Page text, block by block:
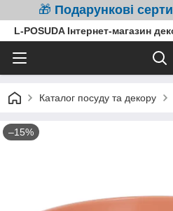
🎁 Подарункові
L-POSUDA Інтернет-магазин
Каталог посуду та декору
–15%